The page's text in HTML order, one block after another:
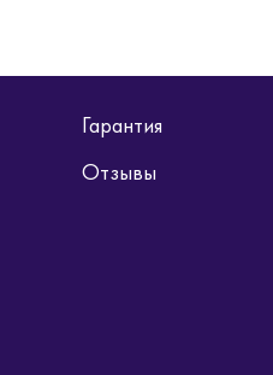
Гарантия
Отзывы